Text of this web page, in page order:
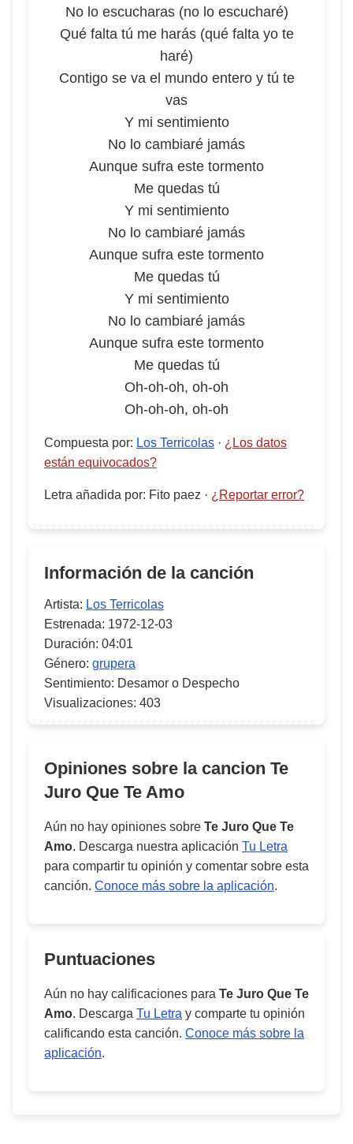
No lo escucharas (no lo escucharé)
Qué falta tú me harás (qué falta yo te
haré)
Contigo se va el mundo entero y tú te
vas
Y mi sentimiento
No lo cambiaré jamás
Aunque sufra este tormento
Me quedas tú
Y mi sentimiento
No lo cambiaré jamás
Aunque sufra este tormento
Me quedas tú
Y mi sentimiento
No lo cambiaré jamás
Aunque sufra este tormento
Me quedas tú
Oh-oh-oh, oh-oh
Oh-oh-oh, oh-oh
Compuesta por: Los Terricolas · ¿Los datos
están equivocados?
Letra añadida por: Fito paez · ¿Reportar error?
Información de la canción
Artista: Los Terricolas
Estrenada: 1972-12-03
Duración: 04:01
Género: grupera
Sentimiento: Desamor o Despecho
Visualizaciones: 403
Opiniones sobre la cancion Te
Juro Que Te Amo
Aún no hay opiniones sobre Te Juro Que Te
Amo. Descarga nuestra aplicación Tu Letra
para compartir tu opinión y comentar sobre esta
canción. Conoce más sobre la aplicación.
Puntuaciones
Aún no hay calificaciones para Te Juro Que Te
Amo. Descarga Tu Letra y comparte tu opinión
calificando esta canción. Conoce más sobre la
aplicación.